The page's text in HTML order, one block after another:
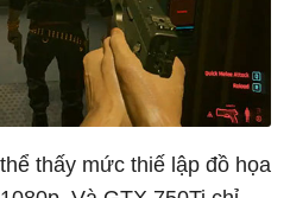
thấy mức thiế lập đồ họa